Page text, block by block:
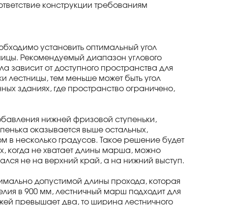
конструкции требованиям
установить оптимальный угол
Рекомендуемый диапазон углового
зависит от доступного пространства для
лестницы, тем меньше может быть угол
зданиях, где пространство ограничено,
нижней фризовой ступеньки,
оказывается выше остальных,
несколько градусов. Такое решение будет
когда не хватает длины марша, можно
не на верхний край, а на нижний выступ.
допустимой длины прохода, которая
в 900 мм, лестничный марш подходит для
превышает два, то ширина лестничного